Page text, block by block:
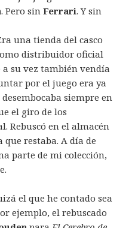
. Pero sinFerrari. Y sin
una tienda del casco
distribuidor oficial
a su vez también vendía
por el juego era ya
siempre en
el giro de los
Rebuscó en el almacén
restaba. A día de
parte de mi colección,
el que he contado sea
ejemplo, el rebuscado